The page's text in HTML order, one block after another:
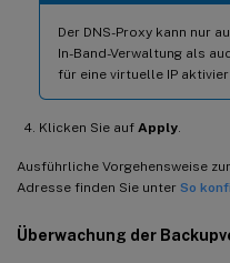
Der DNS-Proxy kann nur
In-Band-Verwaltung als
für eine virtuelle IP
Klicken Sie auf Apply
Ausführliche Vorgehensweise
Adresse finden Sie unter So
Überwachung der